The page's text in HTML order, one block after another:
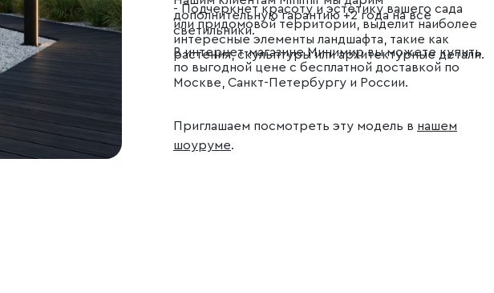
- Подчеркнет красоту и эстетику вашего сада
или придомовой территории, выделит наиболее
интересные элементы ландшафта, такие как
растения, скульптуры или архитектурные детали.
дополнительную гарантию +2 года на все
светильники.
В интернет-магазине Минимир вы можете купить
по выгодной цене с бесплатной доставкой по
Москве, Санкт-Петербургу и России.
Приглашаем посмотреть эту модель в нашем
шоуруме.